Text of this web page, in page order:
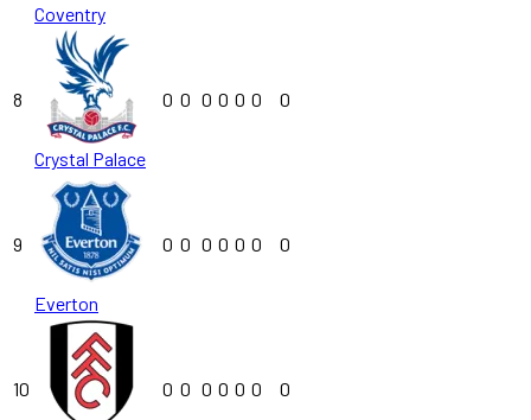
Coventry
8
Crystal Palace
0 0 0 0 0 0 0
9
Everton
0 0 0 0 0 0 0
10 0 0 0 0 0 0 0